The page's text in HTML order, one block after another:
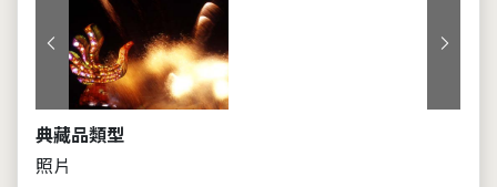
上一張 下一張
典藏品類型
照片